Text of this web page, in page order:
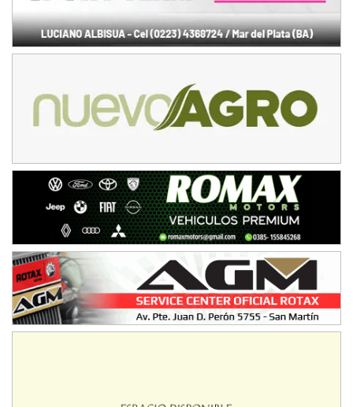
NORESTE SANTAFESINO - F6
Ciudad de Avellaneda (Asfalto)
Avellaneda (Santa Fe)
José Samuel Sánchez (Tierra)
Rufino (Santa Fe)
El Timbó (Tucumán)